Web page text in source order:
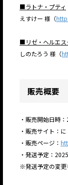
■ラトナ・プティ
えすけー 様（
■リゼ・ヘルエス
しのたろう 様（
販売概要
・販売開始日時
・販売サイト：
・販売ページ：
・発送予定：
※発送予定の変更